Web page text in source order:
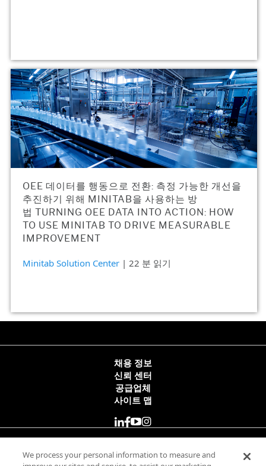
OEE 데이터를 행동으로 전환: 측정 가능한 개선을
추진하기 위해 MINITAB을 사용하는 방
법 TURNING OEE DATA INTO ACTION: HOW
TO USE MINITAB TO DRIVE MEASURABLE
IMPROVEMENT
Minitab Solution Center | 22 분 읽기
채용 정보
신뢰 센터
공급업체
사이트 맵
© 2025 Minitab, LLC. All Rights Reserved.
We process your personal information to measure and